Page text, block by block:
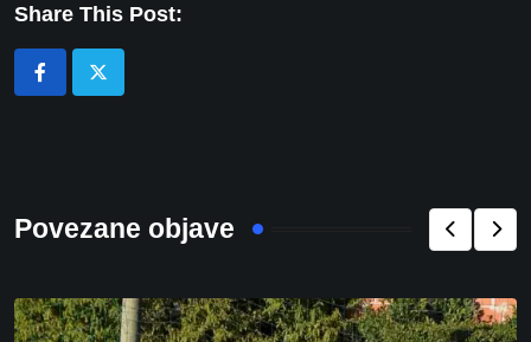
Share This Post:
Povezane objave